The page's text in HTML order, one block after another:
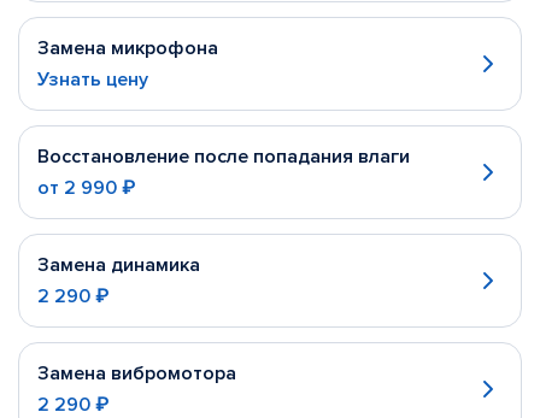
Замена микрофона
Узнать цену
Восстановление после попадания влаги
от 2 990 ₽
Замена динамика
2 290 ₽
Замена вибромотора
2 290 ₽